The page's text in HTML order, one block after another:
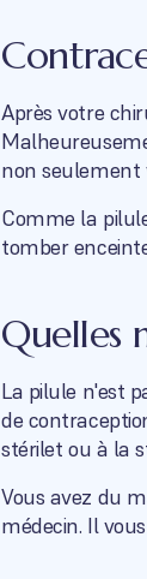
Après votre
non seulement
Comme la
tomber
Quelles
La pilule n'est
de
stérilet ou à la
Vous avez du
médecin. Il